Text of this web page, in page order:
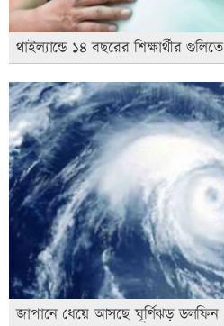
থাইল্যান্ডে ১৪ বছরের শিক্ষার্থীর
জাপানে ধেয়ে আসছে ঘূর্ণিঝড় ডলফিন